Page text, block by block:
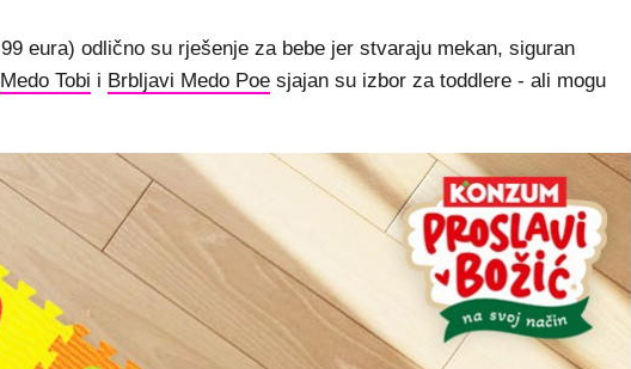
eura) odlično su rješenje za bebe jer stvaraju mekan, siguran
Medo Tobi i Brbljavi Medo Poe sjajan su izbor za toddlere - ali mogu